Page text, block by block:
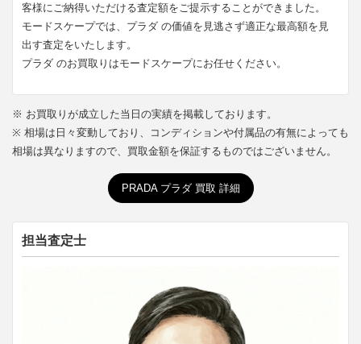
客様にご納得いただける査定額をご提示することができました。
モードスケープでは、プラダ の価値を見逃さず適正な最高額を見
出す査定をいたします。
プラダ のお買取りはモードスケープにお任せください。
※ お買取りが成立した当日の実績を掲載しております。
※ 相場は日々変動しており、コンディションや付属品の有無によっても
相場は異なりますので、買取金額を保証するものではございません。
PRADA プラダ 買取 詳細
担当査定士